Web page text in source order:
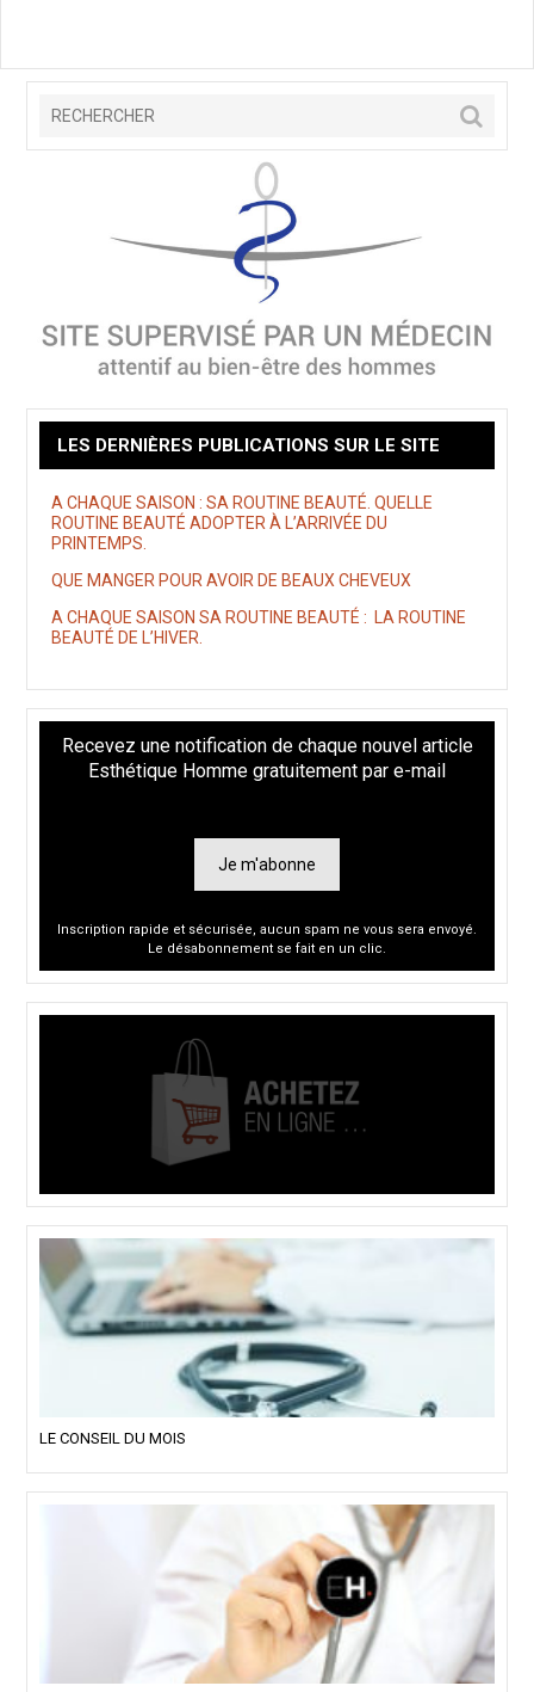
LES DERNIÈRES PUBLICATIONS SUR LE SITE
A CHAQUE SAISON : SA ROUTINE BEAUTÉ. QUELLE
ROUTINE BEAUTÉ ADOPTER À L’ARRIVÉE DU
PRINTEMPS.
QUE MANGER POUR AVOIR DE BEAUX CHEVEUX
A CHAQUE SAISON SA ROUTINE BEAUTÉ : LA ROUTINE
BEAUTÉ DE L’HIVER.
Recevez une notification de chaque nouvel article
Esthétique Homme gratuitement par e-mail
Je m'abonne
Inscription rapide et sécurisée, aucun spam ne vous sera envoyé.
Le désabonnement se fait en un clic.
LE CONSEIL DU MOIS